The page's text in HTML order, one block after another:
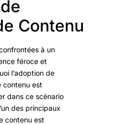
Contenu
à un
féroce et
l’adoption de
contenu est
dans ce scénario
des principaux
contenu est